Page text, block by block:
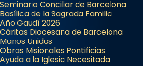
Seminario Conciliar de Barcelona
Basílica de la Sagrada Familia
Año Gaudí 2026
Cáritas Diocesana de Barcelona
Manos Unidas
Obras Misionales Pontificias
Ayuda a la Iglesia Necesitada